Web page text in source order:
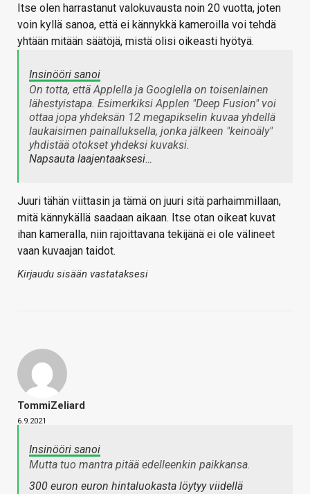
Itse olen harrastanut valokuvausta noin 20 vuotta, joten
voin kyllä sanoa, että ei kännykkä kameroilla voi tehdä
yhtään mitään säätöjä, mistä olisi oikeasti hyötyä.
Insinööri sanoi
On totta, että Applella ja Googlella on toisenlainen
lähestyistapa. Esimerkiksi Applen "Deep Fusion" voi
ottaa jopa yhdeksän 12 megapikselin kuvaa yhdellä
laukaisimen painalluksella, jonka jälkeen "keinoäly"
yhdistää otokset yhdeksi kuvaksi.
Napsauta laajentaaksesi…
Juuri tähän viittasin ja tämä on juuri sitä parhaimmillaan,
mitä kännykällä saadaan aikaan. Itse otan oikeat kuvat
ihan kameralla, niin rajoittavana tekijänä ei ole välineet
vaan kuvaajan taidot.
Kirjaudu sisään vastataksesi
TommiZeliard
6.9.2021
Insinööri sanoi
Mutta tuo mantra pitää edelleenkin paikkansa.
300 euron euron hintaluokasta löytyy viidellä